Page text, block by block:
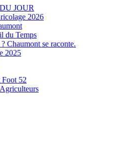
JOUR
2026
du Temps
Chaumont se raconte.
2025
Foot 52